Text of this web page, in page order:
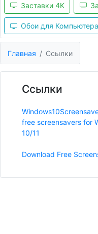
Заставки 4K
Обои для Компьютера
Главная Ссылки
Ссылки
free screensavers for
10/11
Download Free